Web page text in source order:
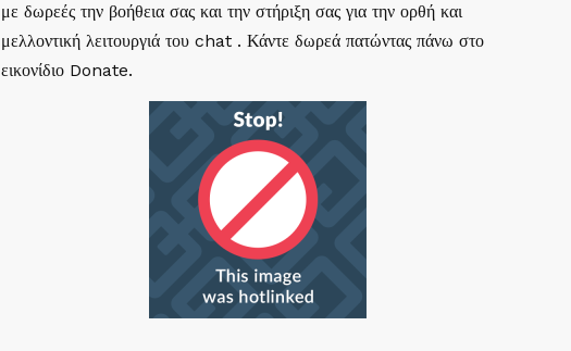
με δωρεές την βοήθεια σας και την στήριξη σας για την ορθή και
μελλοντική λειτουργιά του chat . Κάντε δωρεά πατώντας πάνω στο
εικονίδιο Donate.